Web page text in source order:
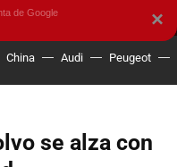
OBSERVATORIO
China Audi Peugeot
se alza con
×
de Google